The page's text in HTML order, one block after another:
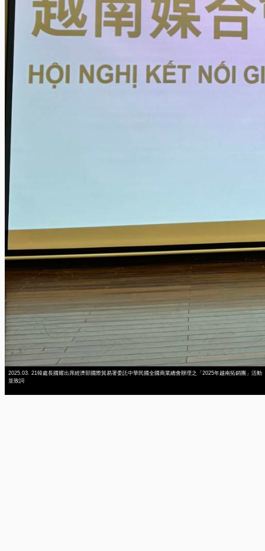
2025.03. 21韓處長國耀出席經濟部國際貿易署委託中華民國全國商業總會辦理之「2025年越南拓銷團」活動
並致詞